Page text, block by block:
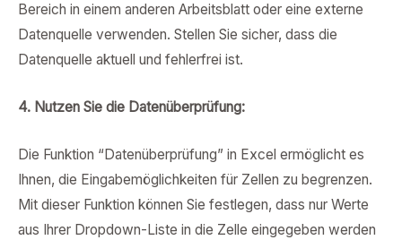
Bereich in einem anderen Arbeitsblatt oder eine externe
Datenquelle verwenden. Stellen Sie sicher, dass die
Datenquelle aktuell und fehlerfrei ist.
4. Nutzen Sie die Datenüberprüfung:
Die Funktion “Datenüberprüfung” in Excel ermöglicht es
Ihnen, die Eingabemöglichkeiten für Zellen zu begrenzen.
Mit dieser Funktion können Sie festlegen, dass nur Werte
aus Ihrer Dropdown-Liste in die Zelle eingegeben werden